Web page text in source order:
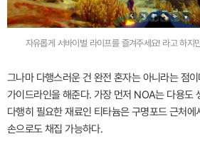
자유롭게 서바이벌 라이프를 즐겨주세요! 라고 하
그나마 다행스러운 건 완전 혼자는 아니라는 점
가이드라인을 해준다. 가장 먼저 NOA는 다용도
다행히 필요한 재료인 티타늄은 구명포드 근처
손으로도 채집 가능하다.